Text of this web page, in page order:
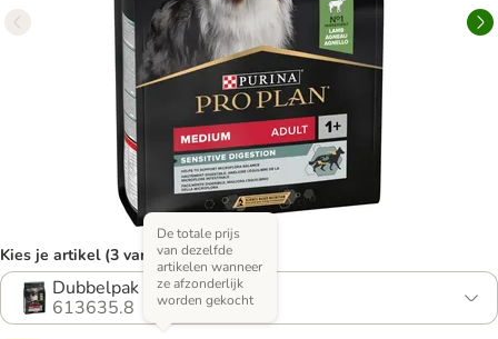
Kies je artikel (3 varianten)
Dubbelpak 2 x 3 kg
613635.8
De totale prijs
van dezelfde
artikelen wanneer
ze afzonderlijk
worden gekocht